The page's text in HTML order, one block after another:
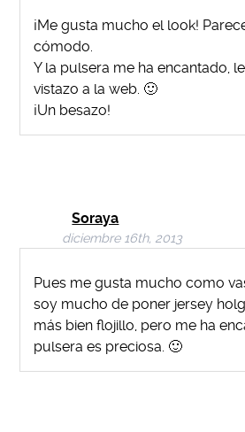
¡Me gusta mucho el look!
cómodo.
Y la pulsera me ha encantado,
vistazo a la web. 🙂
¡Un besazo!
Soraya
diciembre 16th, 2013
Pues me gusta mucho como
soy mucho de poner jersey
más bien flojillo, pero me ha
pulsera es preciosa. 🙂